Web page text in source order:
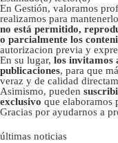
En Gestión, valoramos
realizamos para
no está permitido,
o parcialmente los
autorizacion previa y
En su lugar, los invitamos
publicaciones, para que
veraz y de calidad
Asimismo, pueden
exclusivo que elaboramos
Gracias por ayudarnos a
últimas noticias